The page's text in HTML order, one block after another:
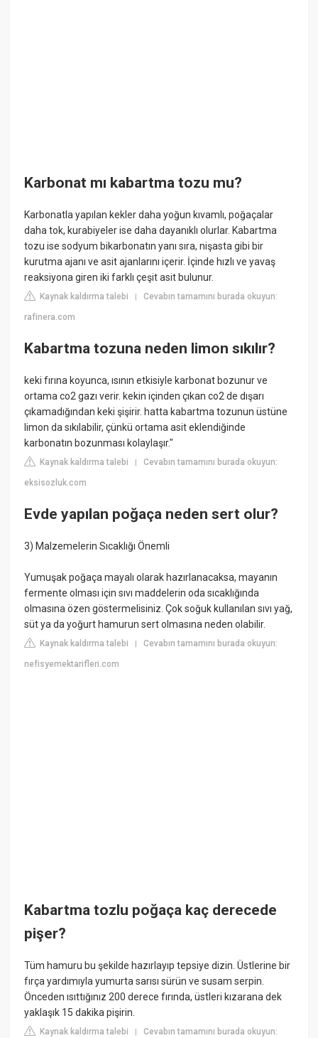
Karbonat mı kabartma tozu mu?
Karbonatla yapılan kekler daha yoğun kıvamlı, poğaçalar
daha tok, kurabiyeler ise daha dayanıklı olurlar. Kabartma
tozu ise sodyum bikarbonatın yanı sıra, nişasta gibi bir
kurutma ajanı ve asit ajanlarını içerir. İçinde hızlı ve yavaş
reaksiyona giren iki farklı çeşit asit bulunur.
Kaynak kaldırma talebi |Cevabın tamamını burada okuyun:
rafinera.com
Kabartma tozuna neden limon sıkılır?
keki fırına koyunca, ısının etkisiyle karbonat bozunur ve
ortama co2 gazı verir. kekin içinden çıkan co2 de dışarı
çıkamadığından keki şişirir. hatta kabartma tozunun üstüne
limon da sıkılabilir, çünkü ortama asit eklendiğinde
karbonatın bozunması kolaylaşır."
Kaynak kaldırma talebi |Cevabın tamamını burada okuyun:
eksisozluk.com
Evde yapılan poğaça neden sert olur?
3) Malzemelerin Sıcaklığı Önemli
Yumuşak poğaça mayalı olarak hazırlanacaksa, mayanın
fermente olması için sıvı maddelerin oda sıcaklığında
olmasına özen göstermelisiniz. Çok soğuk kullanılan sıvı yağ,
süt ya da yoğurt hamurun sert olmasına neden olabilir.
Kaynak kaldırma talebi |Cevabın tamamını burada okuyun:
nefisyemektarifleri.com
Kabartma tozlu poğaça kaç derecede
pişer?
Tüm hamuru bu şekilde hazırlayıp tepsiye dizin. Üstlerine bir
fırça yardımıyla yumurta sarısı sürün ve susam serpin.
Önceden ısıttığınız 200 derece fırında, üstleri kızarana dek
yaklaşık 15 dakika pişirin.
Kaynak kaldırma talebi |Cevabın tamamını burada okuyun: